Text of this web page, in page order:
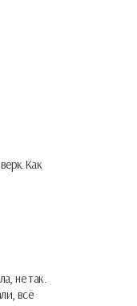
не так.
всё